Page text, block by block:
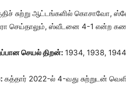
சுற்று ஆட்டங்களில் கொசாவோ,
செய்தாலும், ஸ்வீடனை 4-1 என்ற
செயல் திறன்: 1934, 1938,
கத்தார் 2022-ல் 4-வது சுற்றுடன்